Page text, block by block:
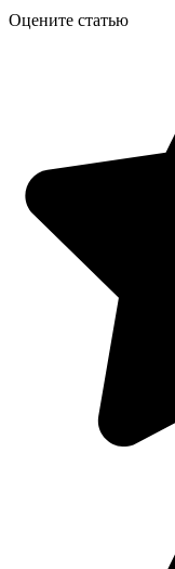
Оцените статью